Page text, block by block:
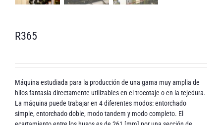
R365
Máquina estudiada para la producción de una gama muy amplia de
hilos fantasía directamente utilizables en el trocotaje o en la tejedura.
La máquina puede trabajar en 4 diferentes modos: entorchado
simple, entorchado doble, modo tandem y modo completo. El